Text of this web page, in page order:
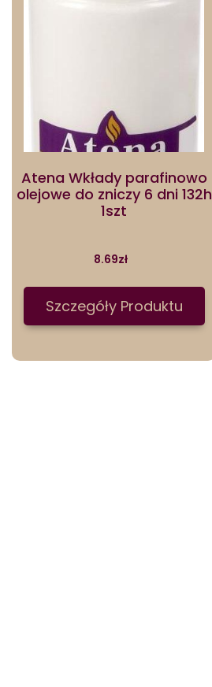
Atena Wkłady parafinowo
olejowe do zniczy 6 dni 132h
1szt
8.69zł
Szczegóły Produktu